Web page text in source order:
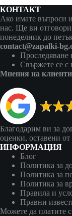
КОНТАКТ
Ако имате въпроси
нас. Ще ви
понеделник до
contact@zapalki-
Проследяване
Свържете се с
Мнения на клиенти
Благодарим ви за
оценки, оставени
ИНФОРМАЦИЯ
Блог
Политика за
Политика за
Политика за
Правила и
Правни
Можете да платите с